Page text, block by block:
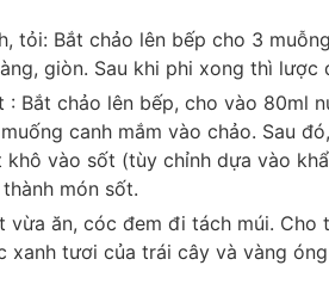
tỏi: Bắt chảo lên bếp cho 3
giòn. Sau khi phi xong thì lược
: Bắt chảo lên bếp, cho vào 80ml
canh mắm vào chảo. Sau
khô vào sốt (tùy chỉnh dựa vào
món sốt.
vừa ăn, cóc đem đi tách múi.
xanh tươi của trái cây và vàng